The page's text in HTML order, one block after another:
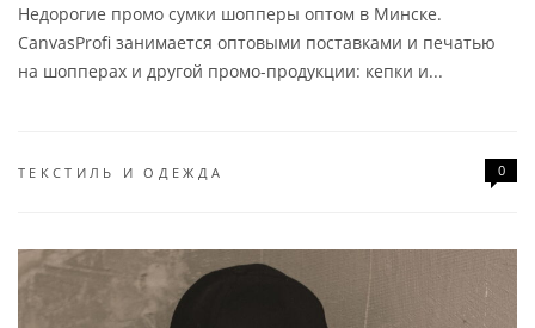
Недорогие промо сумки шопперы оптом в Минске.
CanvasProfi занимается оптовыми поставками и печатью
на шопперах и другой промо-продукции: кепки и...
ТЕКСТИЛЬ И ОДЕЖДА 0